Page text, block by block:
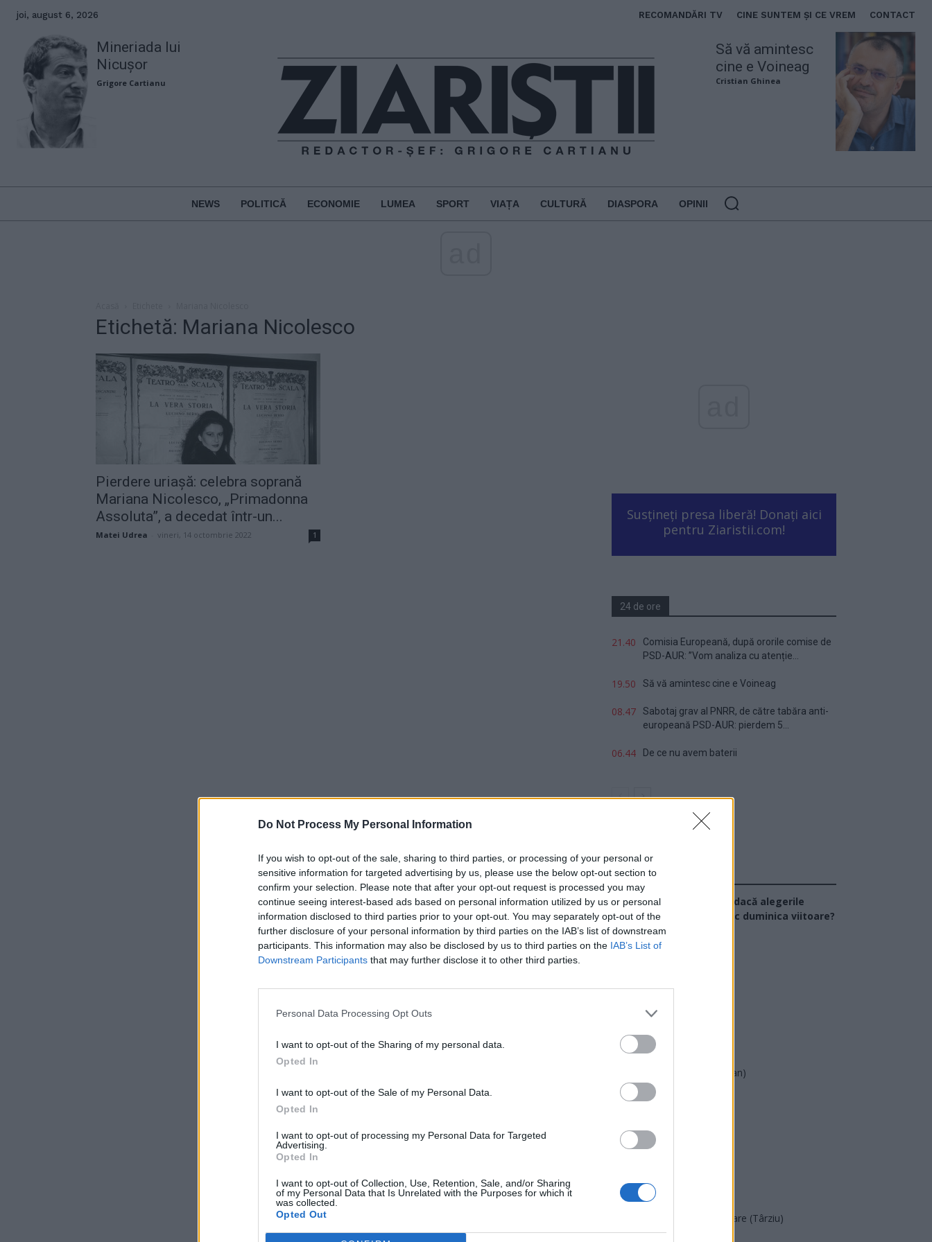
Do Not Process My Personal Information
If you wish to opt-out of the sale, sharing to third parties, or processing of your personal or
sensitive information for targeted advertising by us, please use the below opt-out section to
confirm your selection. Please note that after your opt-out request is processed you may
continue seeing interest-based ads based on personal information utilized by us or personal
information disclosed to third parties prior to your opt-out. You may separately opt-out of the
further disclosure of your personal information by third parties on the IAB’s list of downstream
participants. This information may also be disclosed by us to third parties on the IAB’s List of
Downstream Participants that may further disclose it to other third parties.
Personal Data Processing Opt Outs
I want to opt-out of the Sharing of my personal data.
Opted In
I want to opt-out of the Sale of my Personal Data.
Opted In
I want to opt-out of processing my Personal Data for Targeted
Advertising.
Opted In
I want to opt-out of Collection, Use, Retention, Sale, and/or Sharing
of my Personal Data that Is Unrelated with the Purposes for which it
was collected.
Opted Out
joi, august 6, 2026 RECOMANDĂRI TV CINE SUNTEM ȘI CE VREM CONTACT
Mineriada lui
Nicușor
Grigore Cartianu
Să vă amintesc
cine e Voineag
Cristian Ghinea
NEWS POLITICĂ ECONOMIE LUMEA SPORT VIAȚA CULTURĂ DIASPORA OPINII
Etichetă: Mariana Nicolesco
Pierdere uriașă: celebra soprană
Mariana Nicolesco, „Primadonna
Assoluta”, a decedat într-un...
Matei Udrea vineri, 14 octombrie 2022 1
Susțineți presa liberă! Donați aici
pentru Ziaristii.com!
24 de ore
21.40
Comisia Europeană, după ororile comise de
PSD-AUR: ”Vom analiza cu atenție...
19.50 Să vă amintesc cine e Voineag
08.47
Sabotaj grav al PNRR, de către tabăra anti-
europeană PSD-AUR: pierdem 5...
06.44 De ce nu avem baterii
Sondaj
Ce partid ați vota dacă alegerile
parlamentare ar avea loc duminica viitoare?
USR
PSD
AUR
PMP (Tomac)
Forța Dreptei (L. Orban)
PNȚMM
SENS
PACE (Peia)
Acțiunea Conservatoare (Târziu)